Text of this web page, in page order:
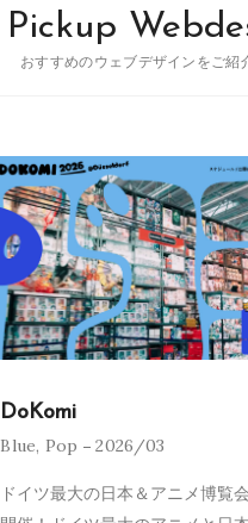
Pickup
おすすめのウェブデザインをご紹
DoKomi
Blue, Pop 2026/03
ドイツ最大の日本＆アニメ博覧